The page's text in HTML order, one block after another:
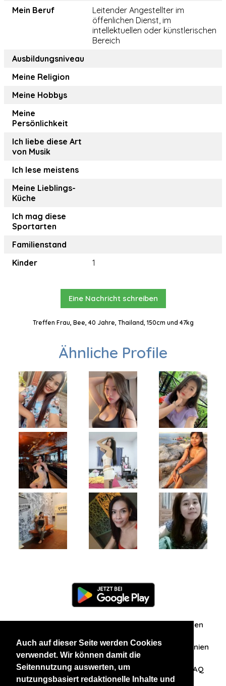
Auch auf dieser Seite werden Cookies
verwendet. Wir können damit die
Seitennutzung auswerten, um
nutzungsbasiert redaktionelle Inhalte und
Mein Beruf
Leitender Angestellter im
öffenlichen Dienst, im
intellektuellen oder künstlerischen
Bereich
Ausbildungsniveau
Meine Religion
Meine Hobbys
Meine
Persönlichkeit
Ich liebe diese Art
von Musik
Ich lese meistens
Meine Lieblings-
Küche
Ich mag diese
Sportarten
Familienstand
Kinder
1
Eine Nachricht schreiben
Treffen Frau, Bee, 40 Jahre, Thailand, 150cm und 47kg
Ähnliche Profile
Zuschriften/Erfahrungen
Datenschutzerklärung AGB Datenschutzrichtlinien
Nehmen Sie Kontakt mit uns auf FAQ